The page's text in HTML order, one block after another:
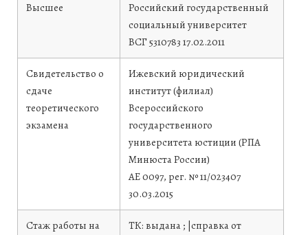
Высшее
Российский государственный
социальный университет
ВСГ 5310783 17.02.2011
Свидетельство о
сдаче
теоретического
экзамена
Ижевский юридический
институт (филиал)
Всероссийского
государственного
университета юстиции (РПА
Минюста России)
АЕ 0097, рег. № 11/023407
30.03.2015
Стаж работы на
ТК: выдана ; |справка от